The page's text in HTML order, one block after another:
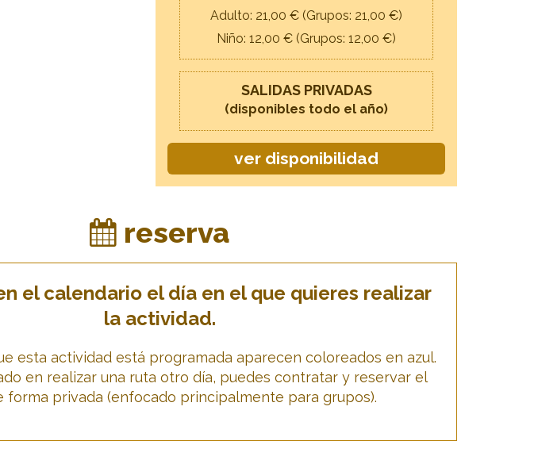
Adulto: 21,00 € (Grupos: 21,00 €)
Niño: 12,00 € (Grupos: 12,00 €)
SALIDAS PRIVADAS
(disponibles todo el año)
ver disponibilidad
reserva
el calendario el día en el que quieres realizar
la actividad.
esta actividad está programada aparecen coloreados en azul.
en realizar una ruta otro día, puedes contratar y reservar el
forma privada (enfocado principalmente para grupos).